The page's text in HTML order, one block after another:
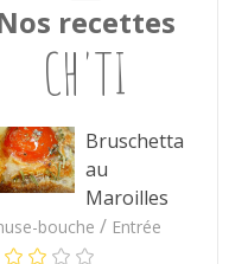
recettes
CH'TI
Bruschetta
au
Maroilles
bouche / Entrée